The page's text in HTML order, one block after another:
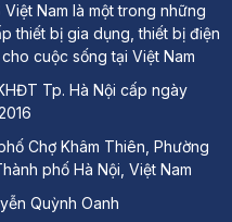
Nam là một trong những
thiết bị gia dụng, thiết bị điện
cuộc sống tại Việt Nam
Tp. Hà Nội cấp ngày
Chợ Khâm Thiên, Phường
phố Hà Nội, Việt Nam
Quỳnh Oanh